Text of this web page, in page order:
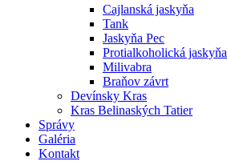
Cajlanská jaskyňa
Tank
Jaskyňa Pec
Protialkoholická jaskyňa
Milivabra
Braňov závrt
Devínsky Kras
Kras Belinaských Tatier
Správy
Galéria
Kontakt